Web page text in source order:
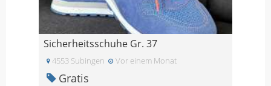
Sicherheitsschuhe Gr. 37
4553 Subingen Vor einem Monat
Gratis